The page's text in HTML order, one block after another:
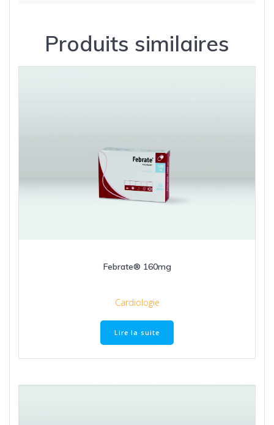
Produits similaires
Febrate® 160mg
Cardiologie
Lire la suite